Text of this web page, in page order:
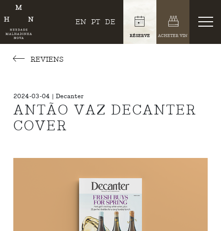
EN PT DE
RÉSERVE ACHETER VIN
REVIENS
2024-03-04 | Decanter
ANTÃO VAZ DECANTER
COVER